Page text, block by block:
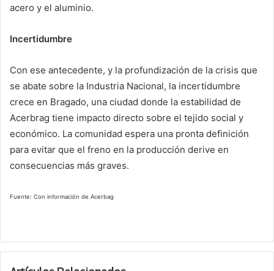
acero y el aluminio.
Incertidumbre
Con ese antecedente, y la profundización de la crisis que
se abate sobre la Industria Nacional, la incertidumbre
crece en Bragado, una ciudad donde la estabilidad de
Acerbrag tiene impacto directo sobre el tejido social y
económico. La comunidad espera una pronta definición
para evitar que el freno en la producción derive en
consecuencias más graves.
Fuente: Con información de Acerbag